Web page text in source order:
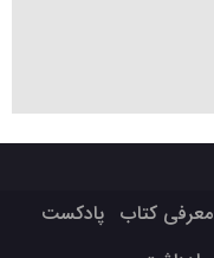
معرفی کتاب پادکست